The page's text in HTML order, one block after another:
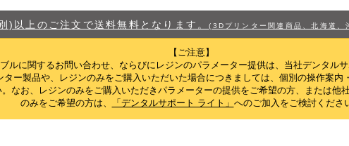
)以上のご注文で送料無料となります。(3Dプリンター関連商品、北海道、
【ご注意】
ルに関するお問い合わせ、ならびにレジンのパラメーター提供は、当社デンタル
ー製品や、レジンのみをご購入いただいた場合につきましては、個別の操作案
なお、レジンのみをご購入いただきパラメーターの提供をご希望の方、または他
のみをご希望の方は、
「デンタルサポート ライト」 へのご加入をご検討くださ